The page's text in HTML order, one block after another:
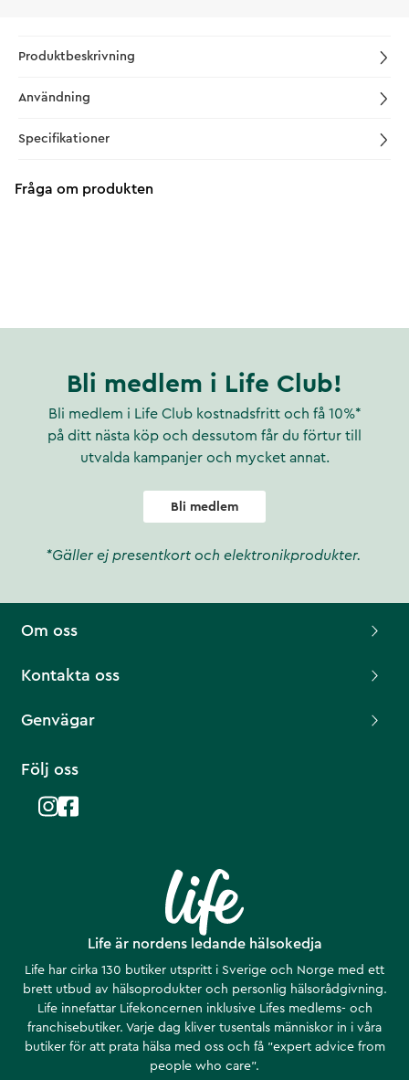
Produktbeskrivning
Användning
Specifikationer
Fråga om produkten
Bli medlem i Life Club!
Bli medlem i Life Club kostnadsfritt och få 10%*
på ditt nästa köp och dessutom får du förtur till
utvalda kampanjer och mycket annat.
Bli medlem
*Gäller ej presentkort och elektronikprodukter.
Life är nordens ledande hälsokedja
Life har cirka 130 butiker utspritt i Sverige och Norge med ett
brett utbud av hälsoprodukter och personlig hälsorådgivning.
Life innefattar Lifekoncernen inklusive Lifes medlems- och
franchisebutiker. Varje dag kliver tusentals människor in i våra
butiker för att prata hälsa med oss och få ”expert advice from
people who care”.
Om oss
Kontakta oss
Genvägar
Följ oss